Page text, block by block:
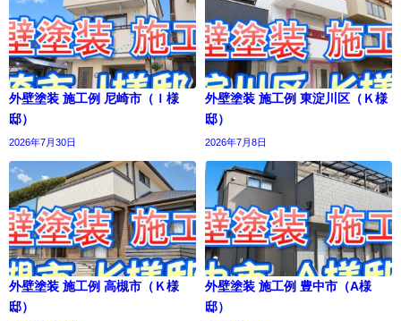
外壁塗装 施工例 尼崎市（Ｉ様
邸）
2026年7月30日
外壁塗装 施工例 東淀川区（Ｋ様
邸）
2026年7月8日
外壁塗装 施工例 高槻市（Ｋ様
邸）
外壁塗装 施工例 豊中市（A様
邸）